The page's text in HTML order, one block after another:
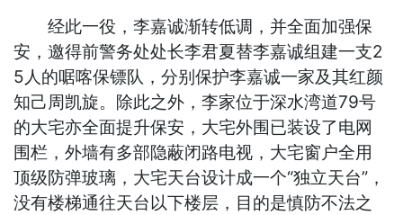
经此一役，李嘉诚渐转低调，并全面加强保
安，邀得前警务处处长李君夏替李嘉诚组建一支2
5人的啹喀保镖队，分别保护李嘉诚一家及其红颜
知己周凯旋。除此之外，李家位于深水湾道79号
的大宅亦全面提升保安，大宅外围已装设了电网
围栏，外墙有多部隐蔽闭路电视，大宅窗户全用
顶级防弹玻璃，大宅天台设计成一个“独立天台”，
没有楼梯通往天台以下楼层，目的是慎防不法之